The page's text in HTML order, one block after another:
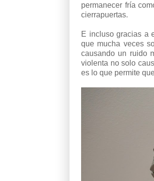
permanecer fría
cierrapuertas.
E incluso gracias a
que mucha veces
causando un ruido
violenta no solo
es lo que permite